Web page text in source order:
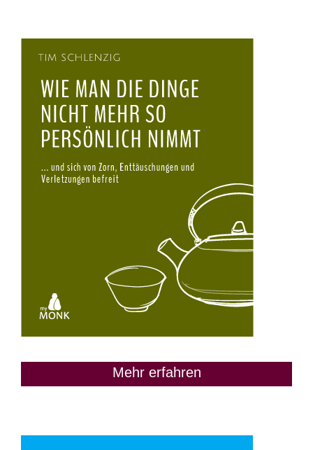
Mehr erfahren